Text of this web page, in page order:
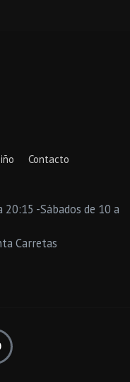
Contacto
-Sábados de 10 a
Carretas